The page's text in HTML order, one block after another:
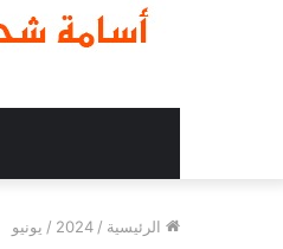
الرئيسية /
2024
/ يونيو